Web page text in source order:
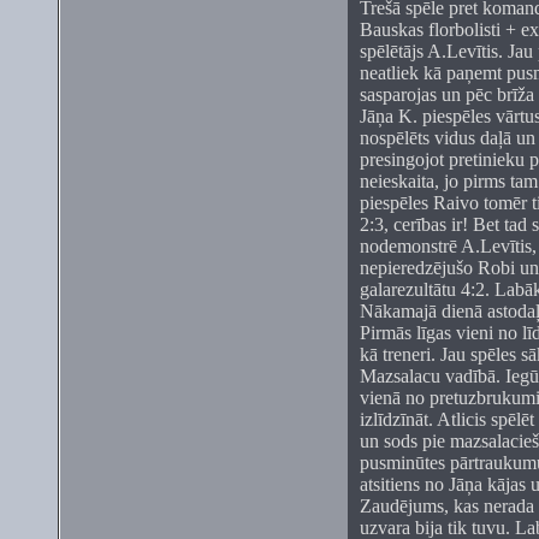
Trešā spēle pret
Bauskas florbolisti +
spēlētājs A.Levītis.
neatliek kā paņemt
sasparojas un pēc
Jāņa K. piespēles
nospēlēts vidus daļā
presingojot pretinieku
neieskaita, jo pirms
piespēles Raivo tomēr
2:3, cerības ir! Bet tad
nodemonstrē
nepieredzējušo Robi
galarezultātu 4:2.
Nākamajā dienā
Pirmās līgas vieni no
kā treneri. Jau spēles
Mazsalacu vadībā.
vienā no
izlīdzīnāt. Atlicis
un sods pie
pusminūtes
atsitiens no Jāņa kājas
Zaudējums, kas
uzvara bija tik tuvu.